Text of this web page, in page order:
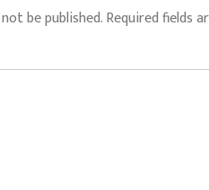
be published.Required fields